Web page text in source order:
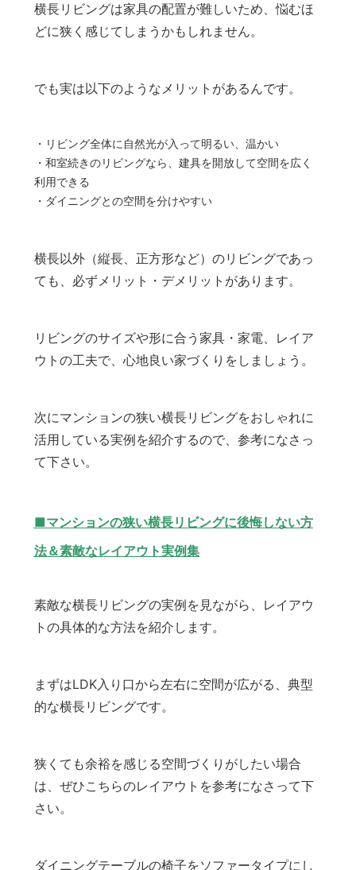
横長リビングは家具の配置が難しいため、悩むほ
どに狭く感じてしまうかもしれません。
でも実は以下のようなメリットがあるんです。
・リビング全体に自然光が入って明るい、温かい
・和室続きのリビングなら、建具を開放して空間を広く
利用できる
・ダイニングとの空間を分けやすい
横長以外（縦長、正方形など）のリビングであっ
ても、必ずメリット・デメリットがあります。
リビングのサイズや形に合う家具・家電、レイア
ウトの工夫で、心地良い家づくりをしましょう。
次にマンションの狭い横長リビングをおしゃれに
活用している実例を紹介するので、参考になさっ
て下さい。
■マンションの狭い横長リビングに後悔しない方
法＆素敵なレイアウト実例集
素敵な横長リビングの実例を見ながら、レイアウ
トの具体的な方法を紹介します。
まずはLDK入り口から左右に空間が広がる、典型
的な横長リビングです。
狭くても余裕を感じる空間づくりがしたい場合
は、ぜひこちらのレイアウトを参考になさって下
さい。
ダイニングテーブルの椅子をソファータイプにし